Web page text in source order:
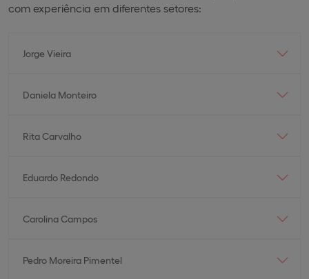
com experiência em diferentes setores:
Jorge Vieira
Daniela Monteiro
Rita Carvalho
Eduardo Redondo
Carolina Campos
Pedro Moreira Pimentel